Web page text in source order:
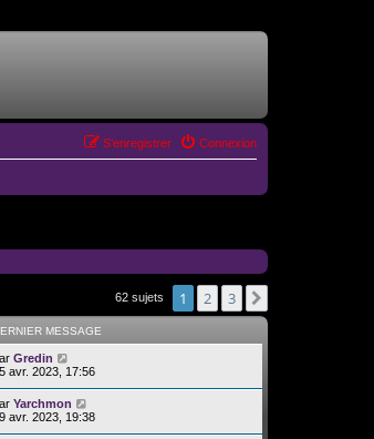
Connexion
S’enregistrer
62 sujets 1 2 3
MESSAGE
Gredin
avr. 2023, 17:56
Yarchmon
avr. 2023, 19:38